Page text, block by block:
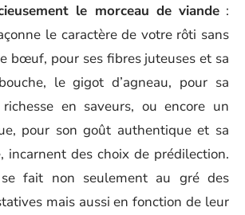
le morceau de viande:
le caractère de votre rôti sans
bœuf, pour ses fibres juteuses et sa
le gigot d’agneau, pour sa
en saveurs, ou encore un
pour son goût authentique et sa
incarnent des choix de prédilection.
fait non seulement au gré des
mais aussi en fonction de leur